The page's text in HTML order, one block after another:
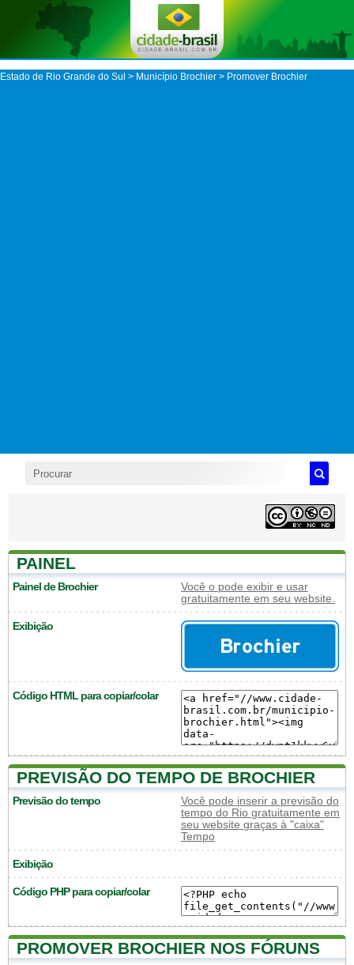
Estado de Rio Grande do Sul > Município Brochier > Promover Brochier
PAINEL
Painel de Brochier
Você o pode exibir e usar
gratuitamente em seu website.
Exibição
Código HTML para copiar/colar
PREVISÃO DO TEMPO DE BROCHIER
Previsão do tempo
Você pode inserir a previsão do
tempo do Rio gratuitamente em
seu website graças à "caixa"
Tempo
Exibição
Código PHP para copiar/colar
PROMOVER BROCHIER NOS FÓRUNS